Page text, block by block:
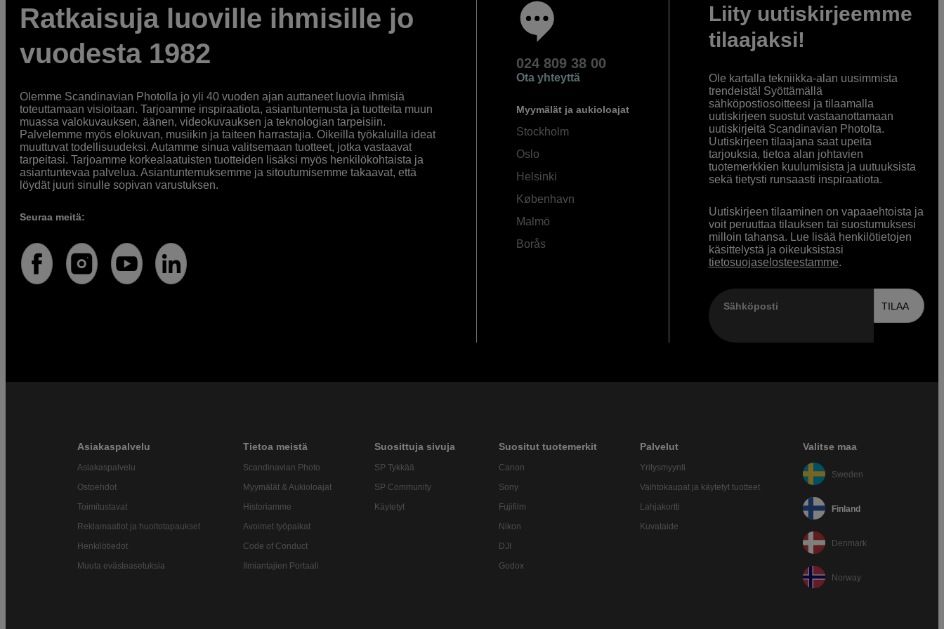
Ratkaisuja luoville ihmisille jo
vuodesta 1982
Olemme Scandinavian Photolla jo yli 40 vuoden ajan auttaneet luovia ihmisiä
toteuttamaan visioitaan. Tarjoamme inspiraatiota, asiantuntemusta ja tuotteita muun
muassa valokuvauksen, äänen, videokuvauksen ja teknologian tarpeisiin.
Palvelemme myös elokuvan, musiikin ja taiteen harrastajia. Oikeilla työkaluilla ideat
muuttuvat todellisuudeksi. Autamme sinua valitsemaan tuotteet, jotka vastaavat
tarpeitasi. Tarjoamme korkealaatuisten tuotteiden lisäksi myös henkilökohtaista ja
asiantuntevaa palvelua. Asiantuntemuksemme ja sitoutumisemme takaavat, että
löydät juuri sinulle sopivan varustuksen.
Seuraa meitä:
024 809 38 00
Ota yhteyttä
Myymälät ja aukioloajat
Stockholm
Oslo
Helsinki
København
Malmö
Borås
Liity uutiskirjeemme
tilaajaksi!
Ole kartalla tekniikka-alan uusimmista
trendeistä! Syöttämällä
sähköpostiosoitteesi ja tilaamalla
uutiskirjeen suostut vastaanottamaan
uutiskirjeitä Scandinavian Photolta.
Uutiskirjeen tilaajana saat upeita
tarjouksia, tietoa alan johtavien
tuotemerkkien kuulumisista ja uutuuksista
sekä tietysti runsaasti inspiraatiota.
Uutiskirjeen tilaaminen on vapaaehtoista ja
voit peruuttaa tilauksen tai suostumuksesi
milloin tahansa. Lue lisää henkilötietojen
käsittelystä ja oikeuksistasi
tietosuojaselosteestamme.
Sähköposti TILAA
Asiakaspalvelu
Asiakaspalvelu
Ostoehdot
Toimitustavat
Reklamaatiot ja huoltotapaukset
Henkilötiedot
Muuta evästeasetuksia
Tietoa meistä
Scandinavian Photo
Myymälät & Aukioloajat
Historiamme
Avoimet työpaikat
Code of Conduct
Ilmiantajien Portaali
Suosittuja sivuja
SP Tykkää
SP Community
Käytetyt
Suositut tuotemerkit
Canon
Sony
Fujifilm
Nikon
DJI
Godox
Palvelut
Yritysmyynti
Vaihtokaupat ja käytetyt tuotteet
Lahjakortti
Kuvataide
Valitse maa
Sweden
Finland
Denmark
Norway